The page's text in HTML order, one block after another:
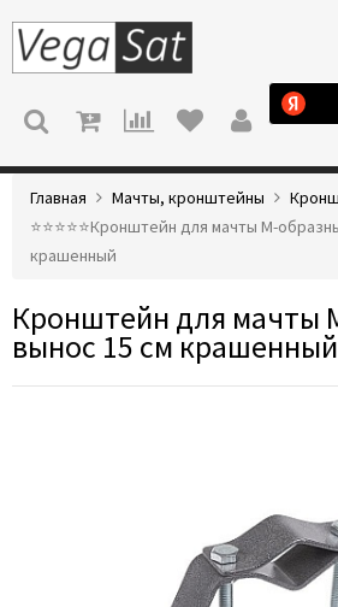
МЕНЮ
Главная Мачты, кронштейны
⭐️⭐️⭐️⭐️⭐️Кронштейн для мачты М-
крашенный
Кронштейн для мачты
вынос 15 см крашенный